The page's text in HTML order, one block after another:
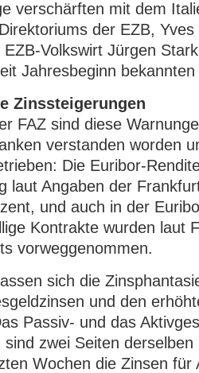
verschärften mit dem
der EZB,
Volkswirt Jürgen
Jahresbeginn
Zinssteigerungen
FAZ sind diese
verstanden worden
Die Euribor-
laut Angaben der
und auch in der
Kontrakte wurden laut
vorweggenommen.
sich die
und den
Passiv- und das
zwei Seiten
Wochen die Zinsen für